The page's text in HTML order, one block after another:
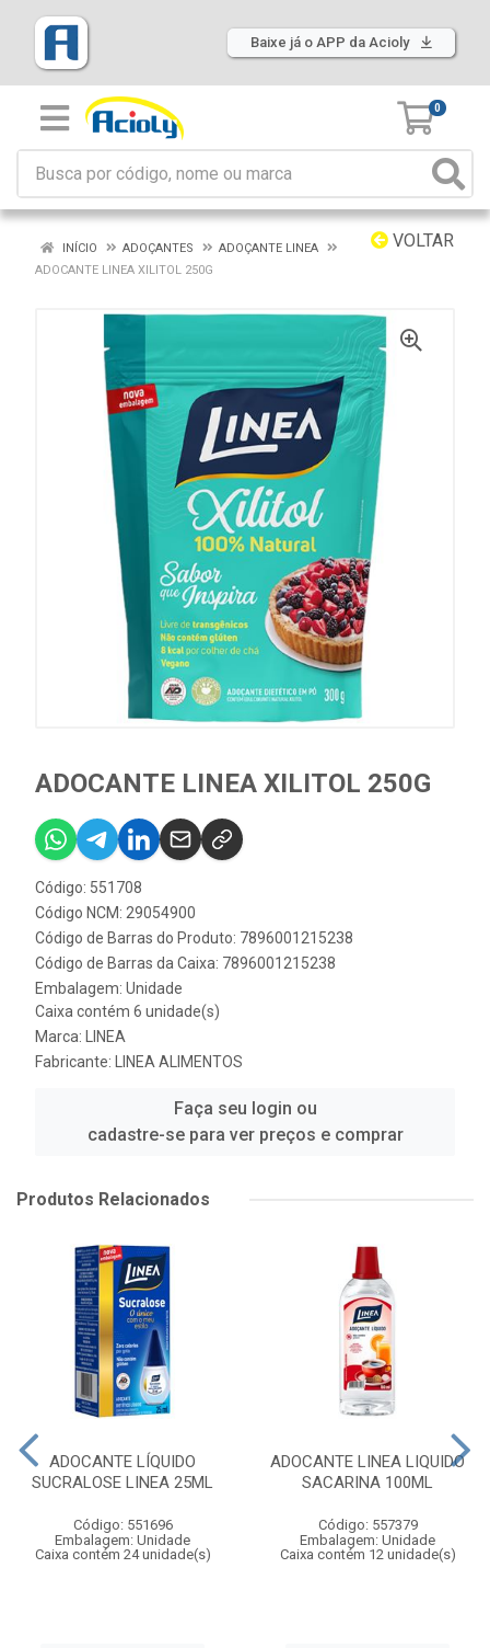
Baixe já o APP da Acioly
0
VOLTAR
INÍCIO ADOÇANTES
ADOÇANTE LINEA
ADOCANTE LINEA XILITOL 250G
ADOCANTE LINEA XILITOL 250G
Código: 551708
Código NCM: 29054900
Código de Barras do Produto: 7896001215238
Código de Barras da Caixa: 7896001215238
Embalagem: Unidade
Caixa contém 6 unidade(s)
Marca:
LINEA
Fabricante:
LINEA ALIMENTOS
Faça seu login ou
cadastre-se para ver preços e comprar
Produtos Relacionados
ADOCANTE LÍQUIDO
SUCRALOSE LINEA 25ML
Código: 551696
Embalagem: Unidade
Caixa contém 24 unidade(s)
ADOCANTE LINEA LIQUIDO
SACARINA 100ML
Código: 557379
Embalagem: Unidade
Caixa contém 12 unidade(s)